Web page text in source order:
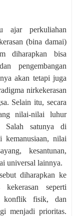
ajar perkuliahan
(bina damai)
diharapkan bisa
pengembangan
akan tetapi juga
nirkekerasan
Selain itu, secara
nilai-nilai luhur
Salah satunya di
kemanusiaan, nilai
kesantunan,
universal lainnya.
diharapkan ke
kekerasan seperti
konflik fisik, dan
menjadi prioritas.